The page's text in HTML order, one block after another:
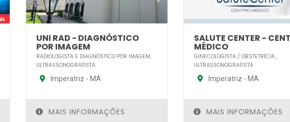
UNI RAD - DIAGNÓSTICO
POR IMAGEM
RADIOLOGISTA E DIAGNÓSTICO POR IMAGEM,
ULTRASSONOGRAFISTA
Imperatriz - MA
MAIS INFORMAÇÕES
SALUTE CENTER -
MÉDICO
GINECOLOGISTA / OBSTETRÍCIA ,
ULTRASSONOGRAFISTA
Imperatriz - MA
MAIS INFORMAÇÕES